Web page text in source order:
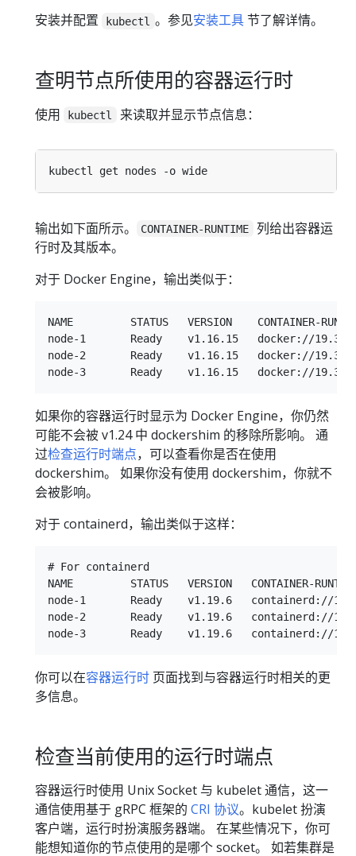
安装并配置 kubectl 。参见安装工具节了解详情。
查明节点所使用的容器运行时
使用 kubectl 来读取并显示节点信息：
输出如下面所示。 CONTAINER-RUNTIME
列给出容器运
行时及其版本。
对于 Docker Engine，输出类似于：
NAME         STATUS   VERSION    CONTAINER-
node-1       Ready    v1.16.15   docker://19.3.1
node-2       Ready    v1.16.15   docker://19.3.1
如果你的容器运行时显示为 Docker Engine，你仍然
可能不会被 v1.24 中 dockershim 的移除所影响。 通
过检查运行时端点，可以查看你是否在使用
dockershim。 如果你没有使用 dockershim，你就不
会被影响。
对于 containerd，输出类似于这样：
# For containerd
NAME         STATUS   VERSION   CONTAINER-
node-1       Ready    v1.19.6   containerd://
node-2       Ready    v1.19.6   containerd://
你可以在容器运行时 页面找到与容器运行时相关的更
多信息。
检查当前使用的运行时端点
容器运行时使用 Unix Socket 与 kubelet 通信，这一
通信使用基于 gRPC 框架的 CRI 协议。kubelet 扮演
客户端，运行时扮演服务器端。 在某些情况下，你可
能想知道你的节点使用的是哪个 socket。 如若集群是